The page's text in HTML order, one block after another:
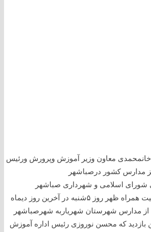
معاون وزیر آموزش وپرورش ورئیس
مدارس کشور درصباشهر
شورای اسلامی و شهرداری صباشهر
✍️دکتر خانمحمدی وهئیت همراه ظهر روز ۵شنبه در آخرین روز دیماه
مدارس شهرستان شهریاربه شهرصباشهر
بازدید که محسن نوروزی رئیس اداره آموزش